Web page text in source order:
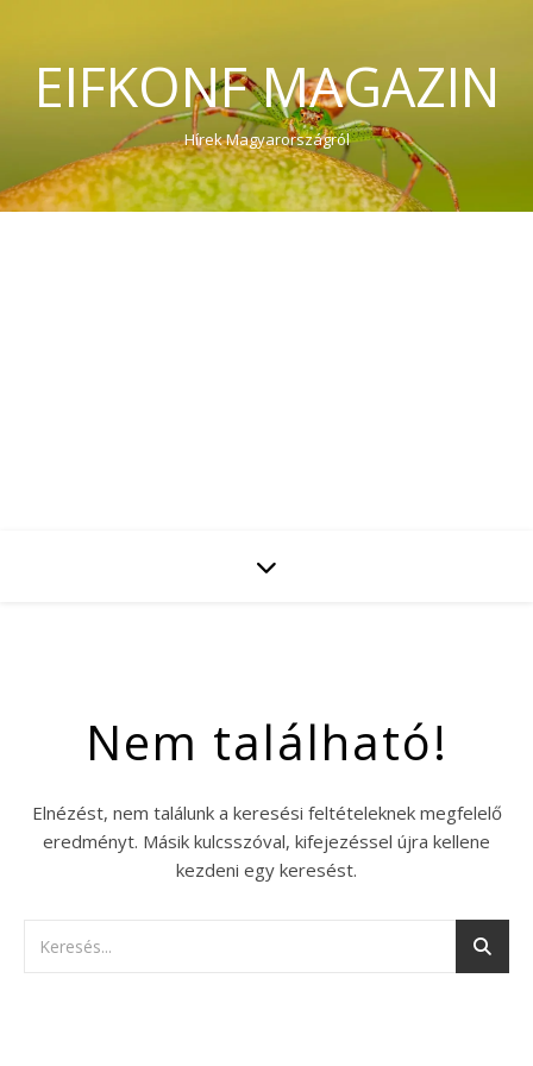
EIFKONF MAGAZIN
Hírek Magyarországról
Nem található!
Elnézést, nem találunk a keresési feltételeknek megfelelő
eredményt. Másik kulcsszóval, kifejezéssel újra kellene
kezdeni egy keresést.